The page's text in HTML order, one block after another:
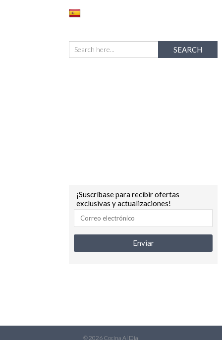
¡Suscríbase para recibir ofertas
exclusivas y actualizaciones!
© 2026 Cocina Al Dia